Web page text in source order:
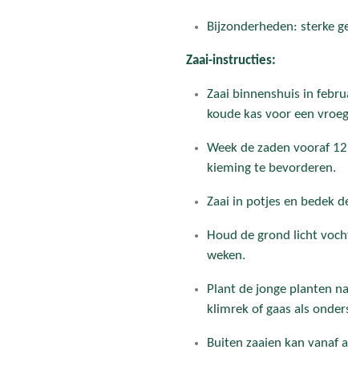
Bijzonderheden: sterke
Zaai-instructies:
Zaai binnenshuis in
koude kas voor een
Week de zaden vooraf
kieming te bevorderen.
Zaai in potjes en bedek
Houd de grond licht
weken.
Plant de jonge planten
klimrek of gaas als
Buiten zaaien kan vanaf